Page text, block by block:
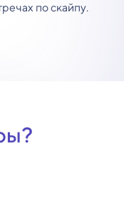
по скайпу.